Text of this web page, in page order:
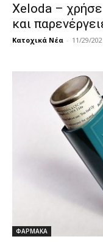
Xeloda –
και
Κατοχικά Νέα - 11/29/
ΦΑΡΜΑΚΑ